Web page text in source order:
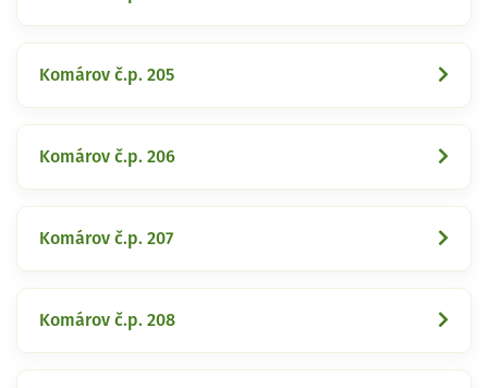
Komárov č.p. 205
Komárov č.p. 206
Komárov č.p. 207
Komárov č.p. 208